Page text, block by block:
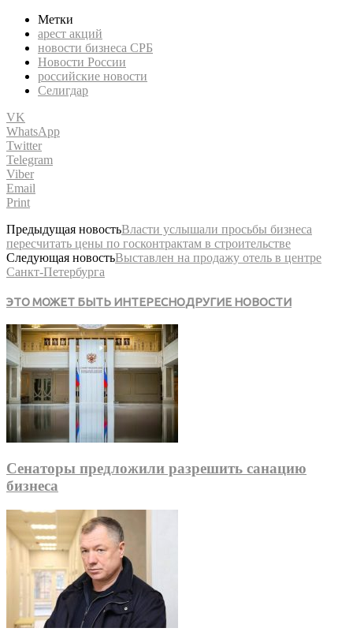
Метки
арест акций
новости бизнеса СРБ
Новости России
российские новости
Селигдар
VK
WhatsApp
Twitter
Telegram
Viber
Email
Print
Предыдущая новостьВласти услышали просьбы бизнеса
пересчитать цены по госконтрактам в строительстве
Следующая новостьВыставлен на продажу отель в центре
Санкт-Петербурга
ЭТО МОЖЕТ БЫТЬ ИНТЕРЕСНОДРУГИЕ НОВОСТИ
Сенаторы предложили разрешить санацию
бизнеса